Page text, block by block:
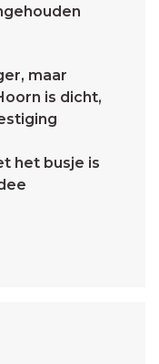
maar
is dicht,
het busje is